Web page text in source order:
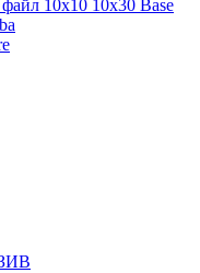
10x10 10x30 Base